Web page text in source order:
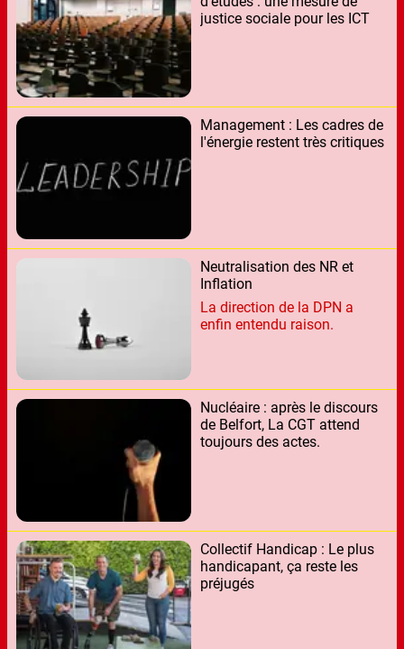
justice sociale pour les ICT
Management : Les cadres de
l'énergie restent très critiques
Neutralisation des NR et
Inflation
La direction de la DPN a
enfin entendu raison.
Nucléaire : après le discours
de Belfort, La CGT attend
toujours des actes.
Collectif Handicap : Le plus
handicapant, ça reste les
préjugés